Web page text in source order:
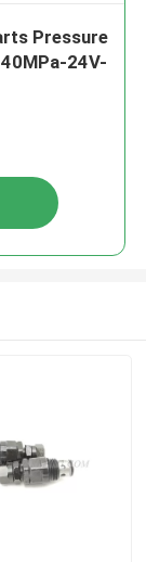
Pressure
24V-